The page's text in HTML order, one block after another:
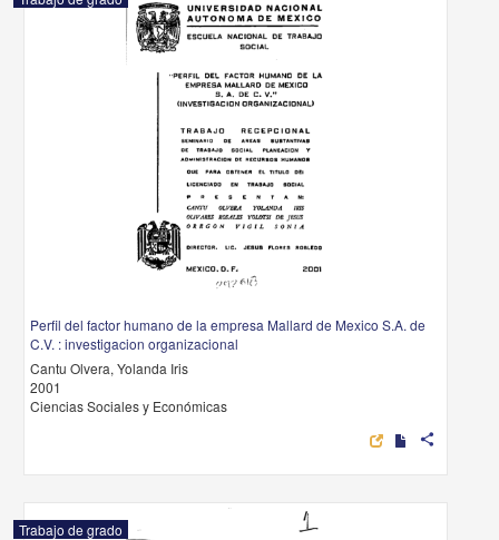
Perfil del factor humano de la empresa Mallard de Mexico S.A. de
C.V. : investigacion organizacional
Cantu Olvera, Yolanda Iris
2001
Ciencias Sociales y Económicas
share
Trabajo de grado